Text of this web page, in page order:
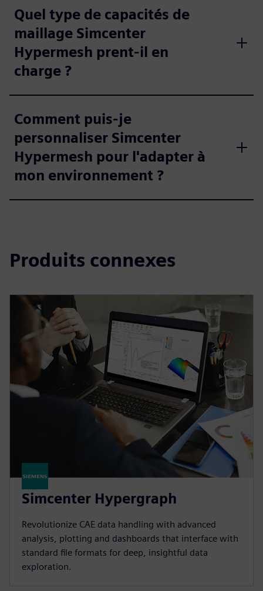
Quel type de capacités de
maillage Simcenter
Hypermesh prent-il en
charge ?
Comment puis-je
personnaliser Simcenter
Hypermesh pour l'adapter à
mon environnement ?
Produits connexes
Simcenter Hypergraph
Revolutionize CAE data handling with advanced
analysis, plotting and dashboards that interface with
standard file formats for deep, insightful data
exploration.